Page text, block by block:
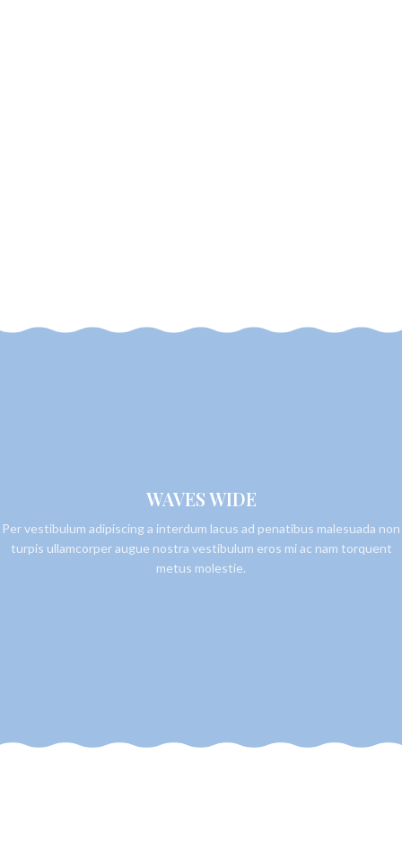
WAVES WIDE
Per vestibulum adipiscing a interdum lacus ad penatibus malesuada non
turpis ullamcorper augue nostra vestibulum eros mi ac nam torquent
metus molestie.